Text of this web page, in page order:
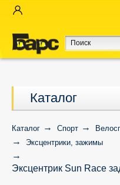
Каталог
Каталог Спорт
Эксцентрики, зажимы
Эксцентрик Sun Race